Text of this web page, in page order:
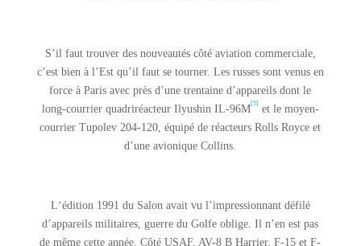
S’il faut trouver des nouveautés côté aviation commerciale,
c’est bien à l’Est qu’il faut se tourner. Les russes sont venus en
force à Paris avec près d’une trentaine d’appareils dont le
long-courrier quadriréacteur Ilyushin IL-96M[5] et le moyen-
courrier Tupolev 204-120, équipé de réacteurs Rolls Royce et
d’une avionique Collins.
L‘édition 1991 du Salon avait vu l’impressionnant défilé
d’appareils militaires, guerre du Golfe oblige. Il n’en est pas
de même cette année. Côté USAF, AV-8 B Harrier, F-15 et F-